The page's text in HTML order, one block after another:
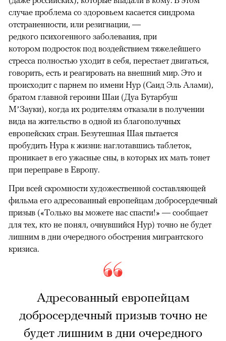
случае проблема со здоровьем касается синдрома
отстраненности, или резигнации, —
редкого психогенного заболевания, при
котором подросток под воздействием тяжелейшего
стресса полностью уходит в себя, перестает двигаться,
говорить, есть и реагировать на внешний мир. Это и
происходит с парнем по имени Нур (Саид Эль Алами),
братом главной героини Шаи (Дуа Бутарбуш
М’Зауки), когда их родителям отказали в получении
вида на жительство в одной из благополучных
европейских стран. Безутешная Шая пытается
пробудить Нура к жизни: наглотавшись таблеток,
проникает в его ужасные сны, в которых их мать тонет
при переправе в Европу.
При всей скромности художественной составляющей
фильма его адресованный европейцам добросердечный
призыв («Только вы можете нас спасти!» — сообщает
для тех, кто не понял, очнувшийся Нур) точно не будет
лишним в дни очередного обострения мигрантского
кризиса.
Адресованный европейцам
добросердечный призыв точно не
будет лишним в дни очередного